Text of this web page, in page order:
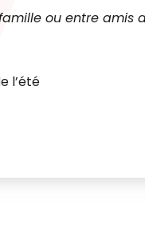
ou entre amis
l’été